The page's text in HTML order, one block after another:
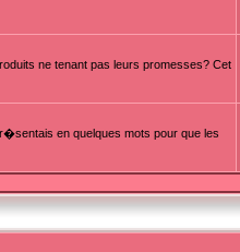
ne tenant pas leurs promesses? Cet
en quelques mots pour que les